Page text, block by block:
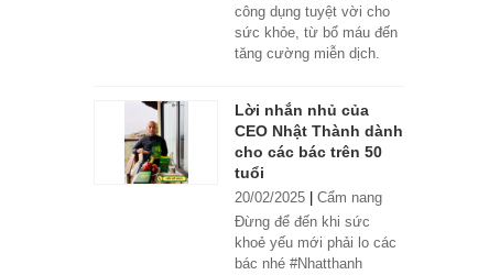
công dụng tuyệt vời cho
sức khỏe, từ bổ máu đến
tăng cường miễn dịch.
Lời nhắn nhủ của
CEO Nhật Thành dành
cho các bác trên 50
tuổi
20/02/2025
Cẩm nang
Đừng để đến khi sức
khoẻ yếu mới phải lo các
bác nhé #Nhatthanh